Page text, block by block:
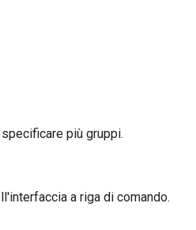
più gruppi.
a riga di comando.